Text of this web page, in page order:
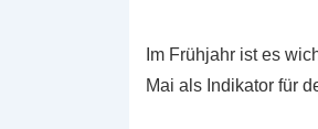
Im Frühjahr ist es
Mai als Indikator für